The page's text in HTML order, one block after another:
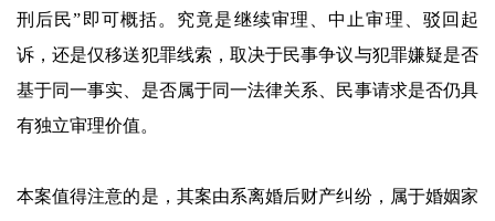
刑后民”即可概括。究竟是继续审理、中止审理、驳回起
诉，还是仅移送犯罪线索，取决于民事争议与犯罪嫌疑是否
基于同一事实、是否属于同一法律关系、民事请求是否仍具
有独立审理价值。
本案值得注意的是，其案由系离婚后财产纠纷，属于婚姻家